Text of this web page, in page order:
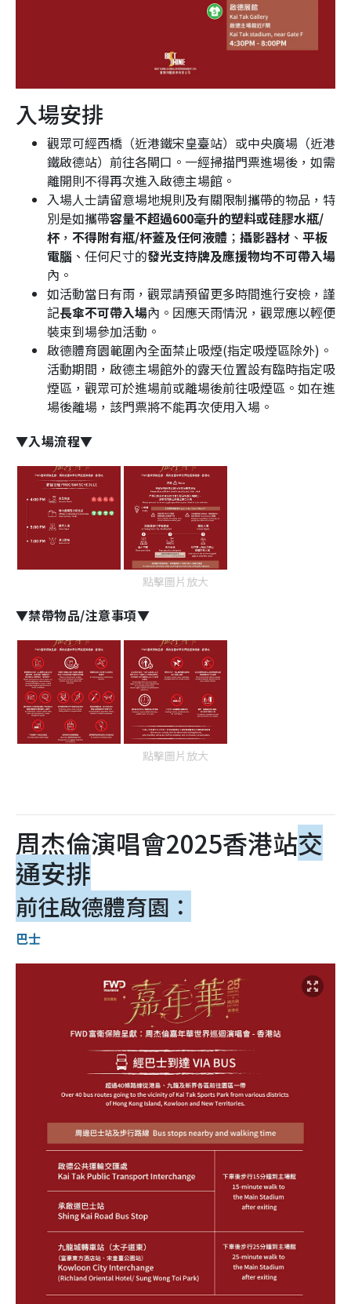
入場安排
觀眾可經西橋（近港鐵宋皇臺站）或中央廣場（近港
鐵啟德站）前往各閘口。一經掃描門票進場後，如需
離開則不得再次進入啟德主場館。
入場人士請留意場地規則及有關限制攜帶的物品，特
別是如攜帶容量不超過600毫升的塑料或硅膠水瓶/
杯 ， 不得附有瓶/杯蓋及任何液體 ； 攝影器材 、 平板
電腦 、任何尺寸的發光支持牌及應援物均不可帶入場
內。
如活動當日有雨，觀眾請預留更多時間進行安檢，謹
記長傘不可帶入場內。因應天雨情況，觀眾應以輕便
裝束到場參加活動。
啟德體育園範圍內全面禁止吸煙(指定吸煙區除外)。
活動期間，啟德主場館外的露天位置設有臨時指定吸
煙區，觀眾可於進場前或離場後前往吸煙區。如在進
場後離場，該門票將不能再次使用入場。
▼入場流程▼
點擊圖片放大
▼禁帶物品/注意事項▼
點擊圖片放大
周杰倫演唱會2025香港站交
通安排
前往啟德體育園：
巴士